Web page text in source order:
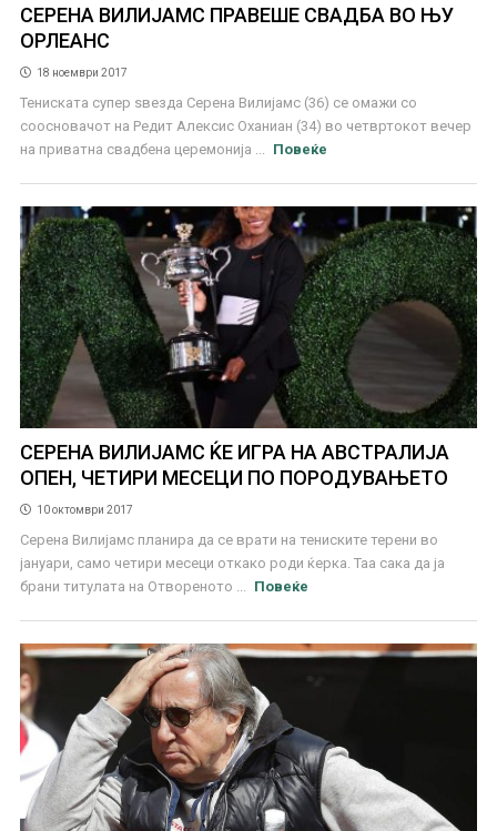
СЕРЕНА ВИЛИЈАМС ПРАВЕШЕ СВАДБА ВО ЊУ
ОРЛЕАНС
18 ноември 2017
Тениската супер ѕвезда Серена Вилијамс (36) се омажи со
соосновачот на Редит Алексис Оханиан (34) во четвртокот вечер
на приватна свадбена церемонија ...
Повеќе
СЕРЕНА ВИЛИЈАМС ЌЕ ИГРА НА АВСТРАЛИЈА
ОПЕН, ЧЕТИРИ МЕСЕЦИ ПО ПОРОДУВАЊЕТО
10 октомври 2017
Серена Вилијамс планира да се врати на тениските терени во
јануари, само четири месеци откако роди ќерка. Таа сака да ја
брани титулата на Отвореното ...
Повеќе